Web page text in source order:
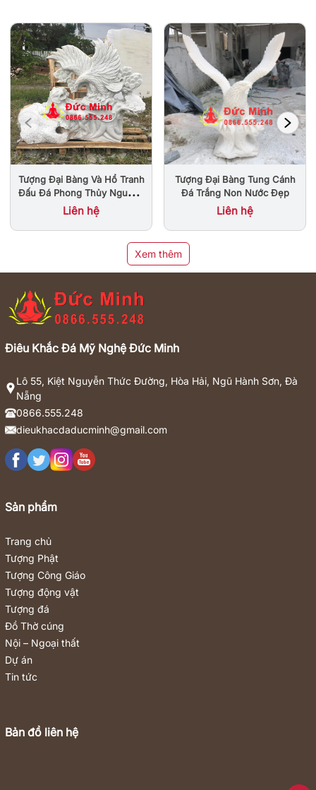
Tượng Đại Bàng Và Hổ Tranh
Đấu Đá Phong Thủy Nguyên
Khối Đẹp
Liên hệ
Tượng Đại Bàng Tung Cánh
Đá Trắng Non Nước Đẹp
Liên hệ
Xem thêm
Điêu Khắc Đá Mỹ Nghệ Đức Minh
Lô 55, Kiệt Nguyễn Thức Đường, Hòa Hải, Ngũ Hành Sơn, Đà
Nẵng
0866.555.248
dieukhacdaducminh@gmail.com
Sản phẩm
Trang chủ
Tượng Phật
Tượng Công Giáo
Tượng động vật
Tượng đá
Đồ Thờ cúng
Nội – Ngoại thất
Dự án
Tin tức
Bản đồ liên hệ